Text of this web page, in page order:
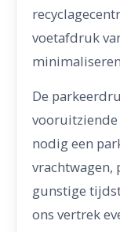
voetafdruk
De
vooruitziende
nodig een
vrachtwagen,
gunstige
ons vertrek